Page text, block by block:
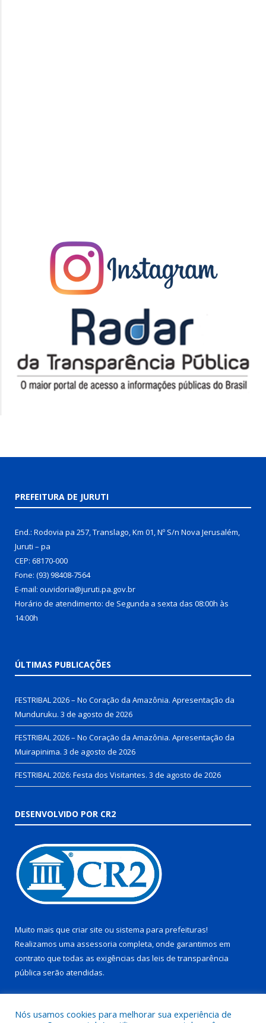
PREFEITURA DE JURUTI
End.: Rodovia pa 257, Translago, Km 01, Nº S/n Nova Jerusalém,
Juruti – pa
CEP: 68170-000
Fone: (93) 98408-7564
E-mail: ouvidoria@juruti.pa.gov.br
Horário de atendimento: de Segunda a sexta das 08:00h às
14:00h
ÚLTIMAS PUBLICAÇÕES
FESTRIBAL 2026 – No Coração da Amazônia. Apresentação da
Munduruku. 3 de agosto de 2026
FESTRIBAL 2026 – No Coração da Amazônia. Apresentação da
Muirapinima. 3 de agosto de 2026
FESTRIBAL 2026: Festa dos Visitantes. 3 de agosto de 2026
DESENVOLVIDO POR CR2
Muito mais que criar site ou sistema para prefeituras!
Realizamos uma assessoria completa, onde garantimos em
contrato que todas as exigências das leis de transparência
pública serão atendidas.
Nós usamos cookies para melhorar sua experiência de